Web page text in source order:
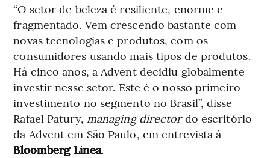
“O setor de beleza é resiliente, enorme e
fragmentado. Vem crescendo bastante com
novas tecnologias e produtos, com os
consumidores usando mais tipos de produtos.
Há cinco anos, a Advent decidiu globalmente
investir nesse setor. Este é o nosso primeiro
investimento no segmento no Brasil”, disse
Rafael Patury, managing directordo escritório
da Advent em São Paulo, em entrevista à
Bloomberg Línea.